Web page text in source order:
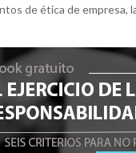
de ética de empresa,